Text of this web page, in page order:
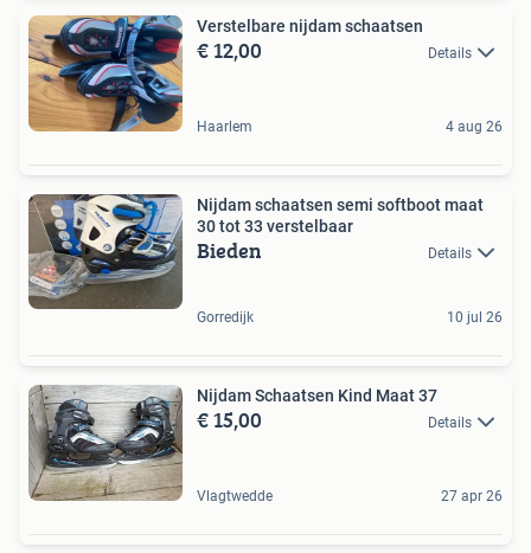
Verstelbare nijdam schaatsen
€ 12,00 Details
Haarlem 4 aug 26
Nijdam schaatsen semi softboot maat
30 tot 33 verstelbaar
Bieden Details
Gorredijk 10 jul 26
Nijdam Schaatsen Kind Maat 37
€ 15,00 Details
Vlagtwedde 27 apr 26